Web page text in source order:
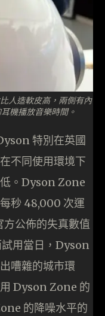
人造軟皮高，兩側有內
機播放音樂時間。
特別在英國
不同使用環境下
。Dyson Zone
秒 48,000 次運
公佈的失真數值
用當日，Dyson
嘈雜的城市環
Dyson Zone 的
的降噪水平的